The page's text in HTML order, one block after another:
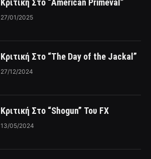
Κριτική Στο “American Primeval”
27/01/2025
Κριτική Στο “The Day of the Jackal”
27/12/2024
Κριτική Στο “Shogun” Του FX
13/05/2024